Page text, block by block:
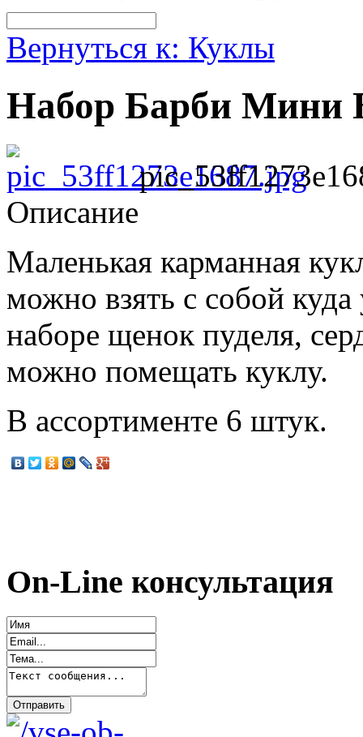
Вернуться к: Куклы
Набор Барби Мини
Описание
Маленькая карманная
можно взять с собой
наборе щенок пуделя,
можно помещать куклу.
В ассортименте 6 штук.
On-Line консультация